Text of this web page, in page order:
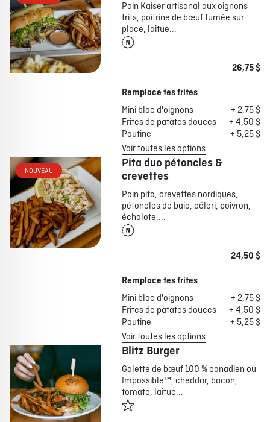
Pain Kaiser artisanal aux oignons
frits, poitrine de bœuf fumée sur
place, laitue...
26,75 $
Remplace tes frites
Mini bloc d'oignons
+ 2,75 $
Frites de patates douces
+ 4,50 $
Poutine
+ 5,25 $
Voir toutes les options
NOUVEAU
Pita duo pétoncles &
crevettes
Pain pita, crevettes nordiques,
pétoncles de baie, céleri, poivron,
échalote,...
24,50 $
Remplace tes frites
Mini bloc d'oignons
+ 2,75 $
Frites de patates douces
+ 4,50 $
Poutine
+ 5,25 $
Voir toutes les options
Blitz Burger
Galette de bœuf 100 % canadien ou
Impossible™, cheddar, bacon,
tomate, laitue...